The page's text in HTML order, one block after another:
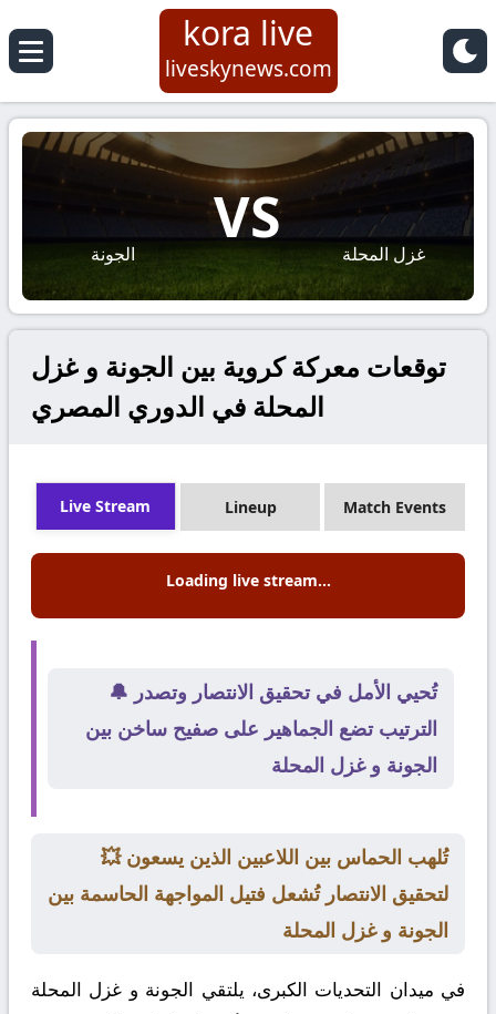
kora live
liveskynews.com
الجونة
VS
غزل المحلة
توقعات معركة كروية بين الجونة و غزل
المحلة في الدوري المصري
Live Stream Lineup Match Events
Loading live stream...
🔔 تُحيي الأمل في تحقيق الانتصار وتصدر
الترتيب تضع الجماهير على صفيح ساخن بين
الجونة و غزل المحلة
💥 تُلهب الحماس بين اللاعبين الذين يسعون
لتحقيق الانتصار تُشعل فتيل المواجهة الحاسمة بين
الجونة و غزل المحلة
في ميدان التحديات الكبرى، يلتقي الجونة و غزل المحلة